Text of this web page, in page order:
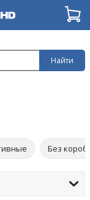
Найти
Без